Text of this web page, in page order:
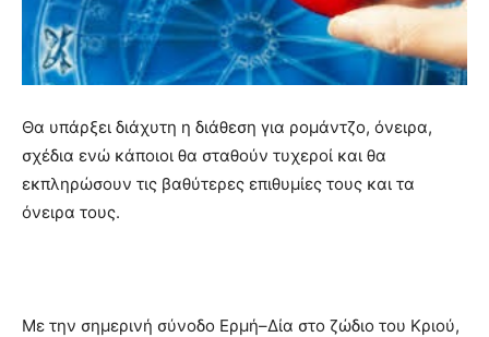
Θα υπάρξει διάχυτη η διάθεση για ρομάντζο, όνειρα,
σχέδια ενώ κάποιοι θα σταθούν τυχεροί και θα
εκπληρώσουν τις βαθύτερες επιθυμίες τους και τα
όνειρα τους.
Με την σημερινή σύνοδο Ερμή–Δία στο ζώδιο του Κριού,